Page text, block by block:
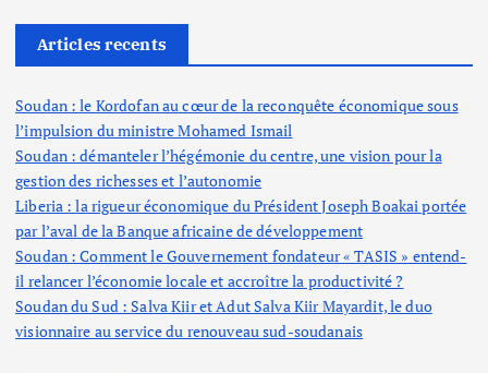
Articles recents
Soudan : le Kordofan au cœur de la reconquête économique sous
l’impulsion du ministre Mohamed Ismail
Soudan : démanteler l’hégémonie du centre, une vision pour la
gestion des richesses et l’autonomie
Liberia : la rigueur économique du Président Joseph Boakai portée
par l’aval de la Banque africaine de développement
Soudan : Comment le Gouvernement fondateur « TASIS » entend-
il relancer l’économie locale et accroître la productivité ?
Soudan du Sud : Salva Kiir et Adut Salva Kiir Mayardit, le duo
visionnaire au service du renouveau sud-soudanais